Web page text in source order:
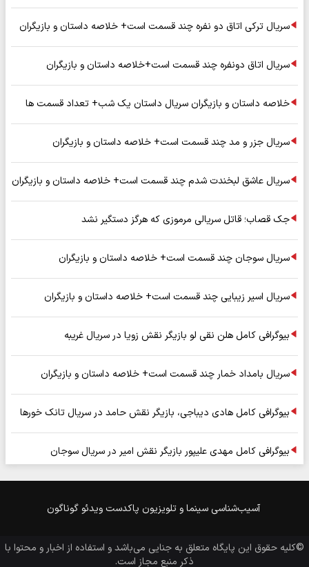
سریال ترکی اتاق دو نفره چند قسمت است+ خلاصه داستان و بازیگران
سریال اتاق دونفره چند قسمت است+خلاصه داستان و بازیگران
خلاصه داستان و بازیگران سریال داستان یک شب+ تعداد قسمت ها
سریال جزر و مد چند قسمت است+ خلاصه داستان و بازیگران
سریال عاشق لبخندت شدم چند قسمت است+ خلاصه داستان و بازیگران
جک قصاب؛ قاتل سریالی مرموزی که هرگز دستگیر نشد
سریال سوجان چند قسمت است+ خلاصه داستان و بازیگران
سریال اسیر زیبایی چند قسمت است+ خلاصه داستان و بازیگران
بیوگرافی کامل هلن نقی لو بازیگر نقش زویا در سریال غریبه
سریال بامداد خمار چند قسمت است+ خلاصه داستان و بازیگران
بیوگرافی کامل هادی دیباجی، بازیگر نقش حامد در سریال تانک خورها
بیوگرافی کامل مهدی علیپور بازیگر نقش امیر در سریال سوجان
آسیب‌شناسی سینما و تلویزیون پاکدست ویدئو گوناگون
©کلیه حقوق این پایگاه متعلق به جنایی می‌باشد و استفاده از اخبار و محتوا با
ذکر منبع مجاز است.